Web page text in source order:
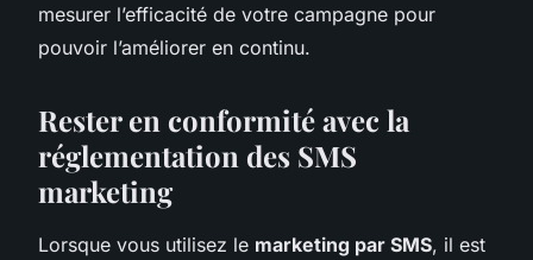
mesurer l’efficacité de votre campagne pour
pouvoir l’améliorer en continu.
Rester en conformité avec la
réglementation des SMS
marketing
Lorsque vous utilisez le marketing par SMS, il est